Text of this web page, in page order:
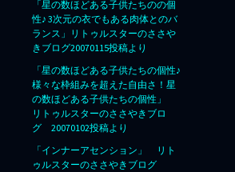
「星の数ほどある子供たちのの個
性♪ 3次元の衣でもある肉体とのバ
ランス」リトゥルスターのささや
きブログ20070115投稿より
「星の数ほどある子供たちの個性♪
様々な枠組みを超えた自由さ！星
の数ほどある子供たちの個性」
リトゥルスターのささやきブロ
グ 20070102投稿より
「インナーアセンション」 リト
ゥルスターのささやきブログ